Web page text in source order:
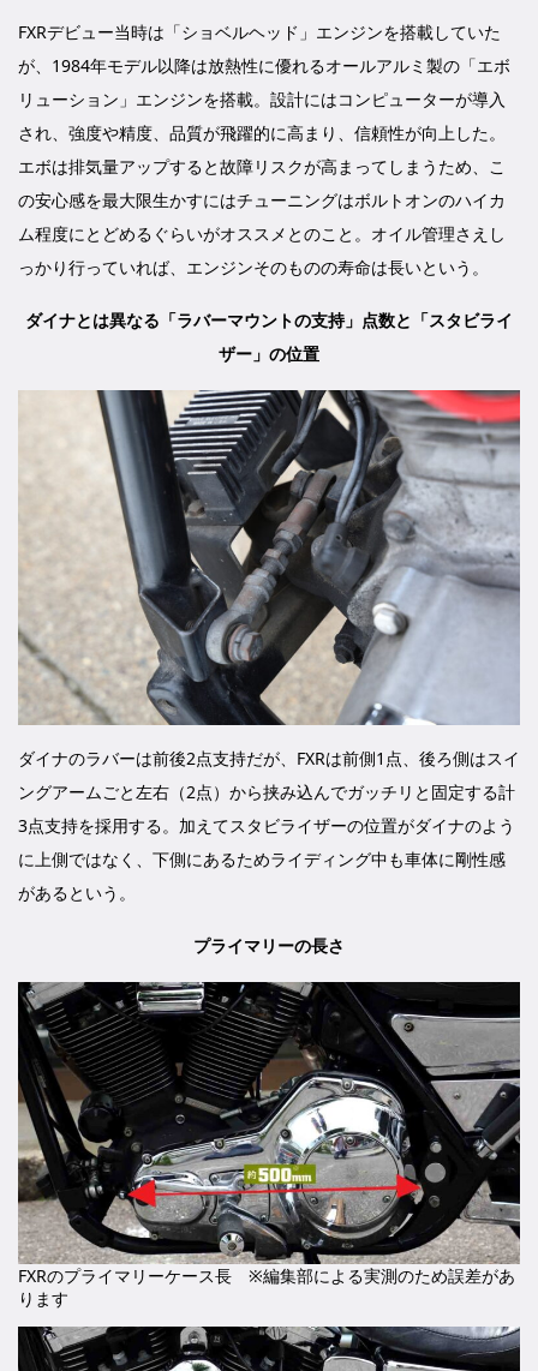
FXRデビュー当時は「ショベルヘッド」エンジンを搭載していた
が、1984年モデル以降は放熱性に優れるオールアルミ製の「エボ
リューション」エンジンを搭載。設計にはコンピューターが導入
され、強度や精度、品質が飛躍的に高まり、信頼性が向上した。
エボは排気量アップすると故障リスクが高まってしまうため、こ
の安心感を最大限生かすにはチューニングはボルトオンのハイカ
ム程度にとどめるぐらいがオススメとのこと。オイル管理さえし
っかり行っていれば、エンジンそのものの寿命は長いという。
ダイナとは異なる「ラバーマウントの支持」点数と「スタビライ
ザー」の位置
ダイナのラバーは前後2点支持だが、FXRは前側1点、後ろ側はスイ
ングアームごと左右（2点）から挟み込んでガッチリと固定する計
3点支持を採用する。加えてスタビライザーの位置がダイナのよう
に上側ではなく、下側にあるためライディング中も車体に剛性感
があるという。
プライマリーの長さ
FXRのプライマリーケース長 ※編集部による実測のため誤差があ
ります